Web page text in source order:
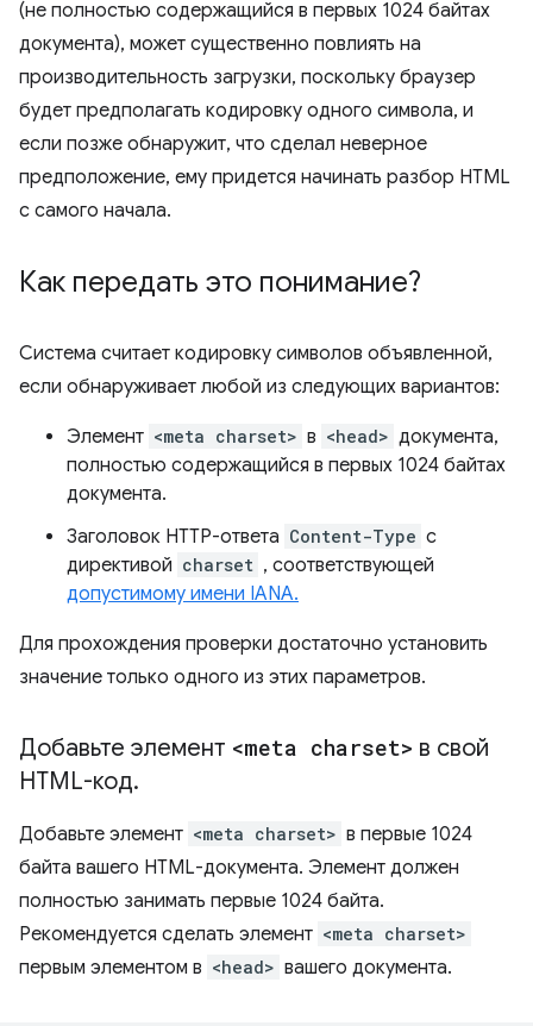
(не полностью содержащийся в первых 1024 байтах
документа), может существенно повлиять на
производительность загрузки, поскольку браузер
будет предполагать кодировку одного символа, и
если позже обнаружит, что сделал неверное
предположение, ему придется начинать разбор HTML
с самого начала.
Как передать это понимание?
Система считает кодировку символов объявленной,
если обнаруживает любой из следующих вариантов:
Элемент <meta charset> в <head> документа,
полностью содержащийся в первых 1024 байтах
документа.
Заголовок HTTP-ответа Content-Type с
директивой charset , соответствующей
допустимому имени IANA.
Для прохождения проверки достаточно установить
значение только одного из этих параметров.
Добавьте элемент <meta charset> в свой
HTML-код.
Добавьте элемент <meta charset> в первые 1024
байта вашего HTML-документа. Элемент должен
полностью занимать первые 1024 байта.
Рекомендуется сделать элемент <meta charset>
первым элементом в <head> вашего документа.